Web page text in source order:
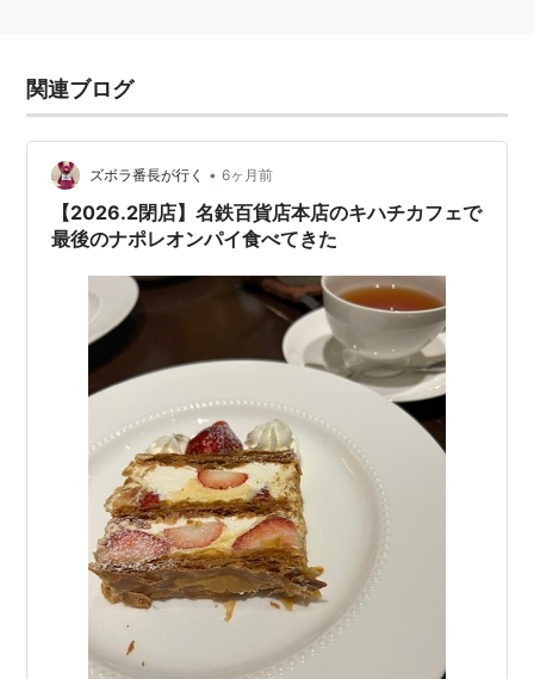
関連ブログ
ズボラ番長が行く • 6ヶ月前
【2026.2閉店】名鉄百貨店本店のキハチカフェで
最後のナポレオンパイ食べてきた